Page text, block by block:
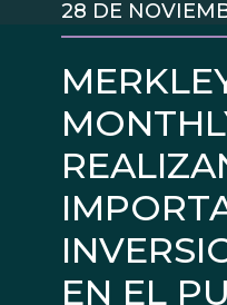
EN EL
28 DE